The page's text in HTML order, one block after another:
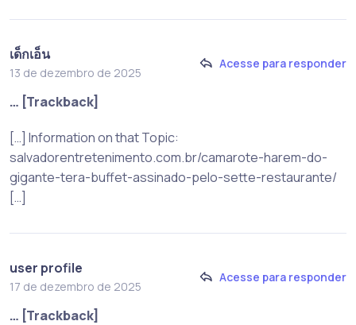
เด็กเอ็น
13 de dezembro de 2025
Acesse para responder
… [Trackback]
[…] Information on that Topic:
salvadorentretenimento.com.br/camarote-harem-do-
gigante-tera-buffet-assinado-pelo-sette-restaurante/
[…]
user profile
17 de dezembro de 2025
Acesse para responder
… [Trackback]